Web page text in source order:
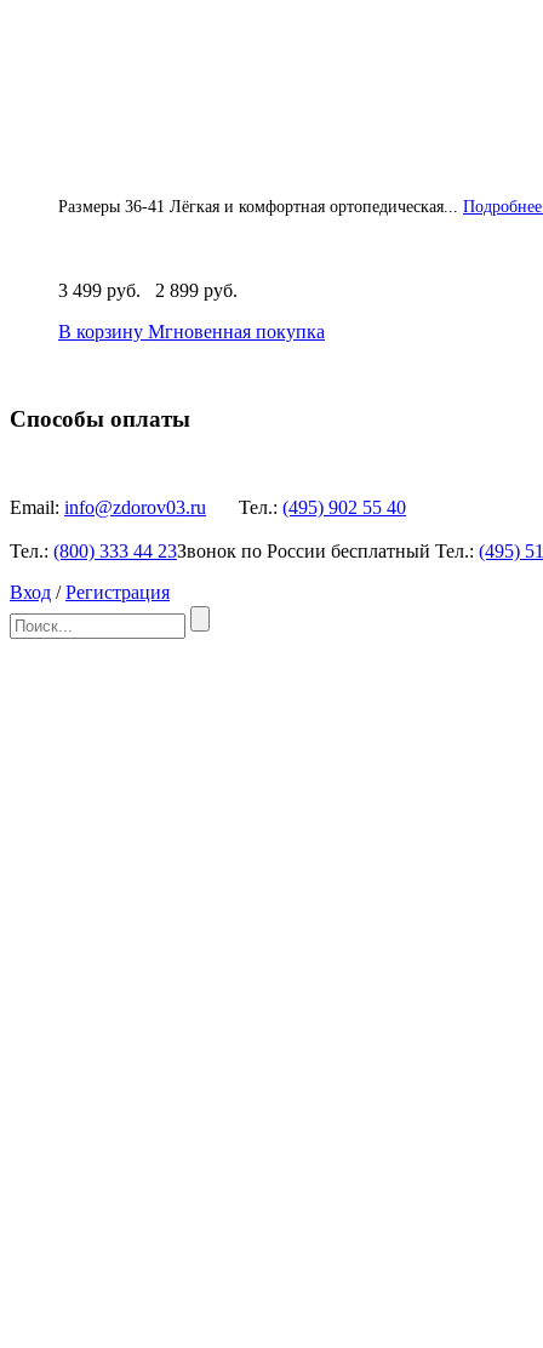
Размеры 36-41 Лёгкая и комфортная ортопедическая...
3 499 руб.
2 899 руб.
В корзину Мгновенная покупка
Способы оплаты
Email: info@zdorov03.ru Тел.: (495) 902 55 40
Тел.: (800) 333 44 23Звонок по России бесплатный Тел.: (495)
Вход /Регистрация